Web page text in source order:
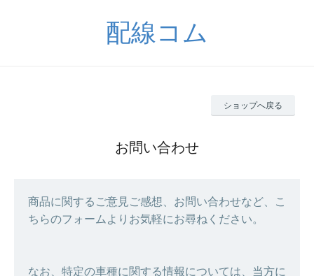
配線コム
ショップへ戻る
お問い合わせ
商品に関するご意見ご感想、お問い合わせなど、こ
ちらのフォームよりお気軽にお尋ねください。
なお、特定の車種に関する情報については、当方に